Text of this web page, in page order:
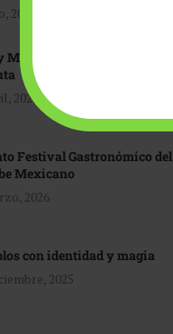
2026
Maya: Herencia automotriz
2026
Festival Gastronómico del
Mexicano
2026
con identidad y magia
2025